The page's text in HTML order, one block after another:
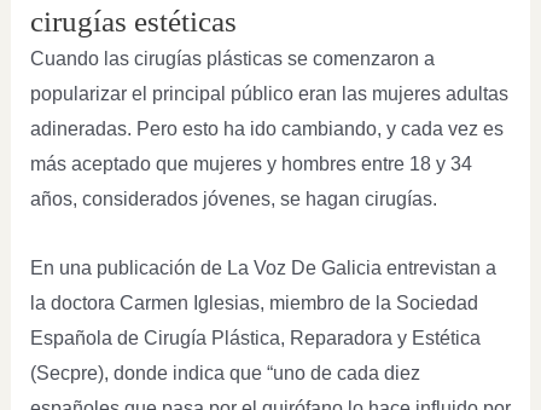
cirugías estéticas
Cuando las cirugías plásticas se comenzaron a
popularizar el principal público eran las mujeres adultas
adineradas. Pero esto ha ido cambiando, y cada vez es
más aceptado que mujeres y hombres entre 18 y 34
años, considerados jóvenes, se hagan cirugías.
En una publicación de La Voz De Galicia entrevistan a
la doctora Carmen Iglesias, miembro de la Sociedad
Española de Cirugía Plástica, Reparadora y Estética
(Secpre), donde indica que “uno de cada diez